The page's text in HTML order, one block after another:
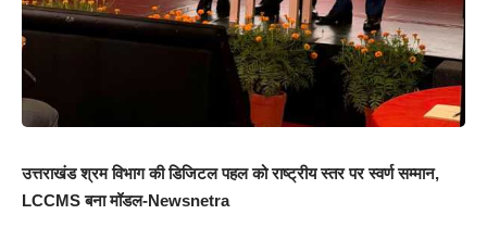
उत्तराखंड श्रम विभाग की डिजिटल पहल को राष्ट्रीय स्तर पर स्वर्ण सम्मान,
LCCMS बना मॉडल-Newsnetra